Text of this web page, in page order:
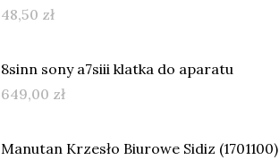
48,50 zł
8sinn sony a7siii klatka do aparatu
649,00 zł
Manutan Krzesło Biurowe Sidiz (1701100)